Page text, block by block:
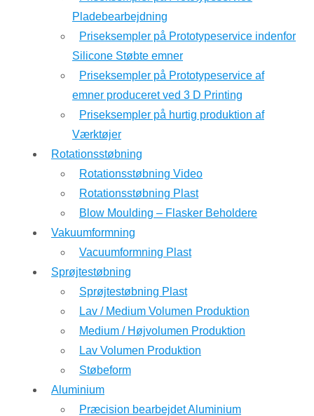
Pladebearbejdning
Priseksempler på Prototypeservice indenfor
Silicone Støbte emner
Priseksempler på Prototypeservice af
emner produceret ved 3 D Printing
Priseksempler på hurtig produktion af
Værktøjer
Rotationsstøbning
Rotationsstøbning Video
Rotationsstøbning Plast
Blow Moulding – Flasker Beholdere
Vakuumformning
Vacuumformning Plast
Sprøjtestøbning
Sprøjtestøbning Plast
Lav / Medium Volumen Produktion
Medium / Højvolumen Produktion
Lav Volumen Produktion
Støbeform
Aluminium
Præcision bearbejdet Aluminium